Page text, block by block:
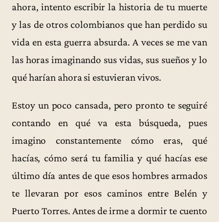
ahora, intento escribir la historia de tu muerte
y las de otros colombianos que han perdido su
vida en esta guerra absurda. A veces se me van
las horas imaginando sus vidas, sus sueños y lo
qué harían ahora si estuvieran vivos.
Estoy un poco cansada, pero pronto te seguiré
contando en qué va esta búsqueda, pues
imagino constantemente cómo eras, qué
hacías, cómo será tu familia y qué hacías ese
último día antes de que esos hombres armados
te llevaran por esos caminos entre Belén y
Puerto Torres. Antes de irme a dormir te cuento